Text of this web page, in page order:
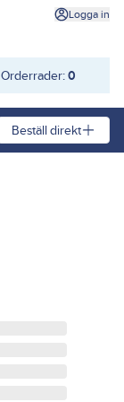
Logga in
Orderrader: 0
Beställ direkt